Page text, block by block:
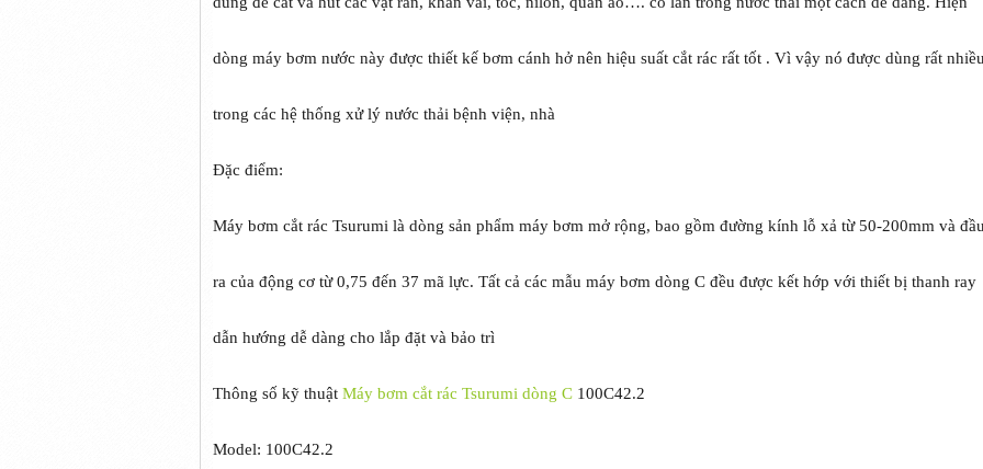
dòng máy bơm nước này được thiết kế bơm cánh hở nên hiệu suất cắt rác rất tốt . Vì vậy nó được dùng rất
trong các hệ thống xử lý nước thải bệnh viện, nhà
Đặc điểm:
Máy bơm cắt rác Tsurumi là dòng sản phẩm máy bơm mở rộng, bao gồm đường kính lỗ xả từ 50-200mm và
ra của động cơ từ 0,75 đến 37 mã lực. Tất cả các mẫu máy bơm dòng C đều được kết hớp với thiết bị thanh ray
dẫn hướng dễ dàng cho lắp đặt và bảo trì
Thông số kỹ thuật Máy bơm cắt rác Tsurumi dòng C100C42.2
Model: 100C42.2